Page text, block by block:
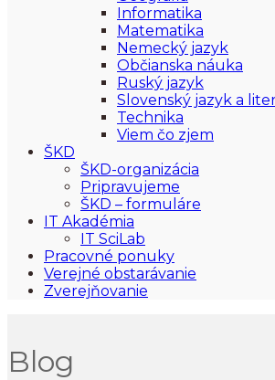
Informatika
Matematika
Nemecký jazyk
Občianska náuka
Ruský jazyk
Slovenský jazyk a
Technika
Viem čo zjem
ŠKD
ŠKD-organizácia
Pripravujeme
ŠKD – formuláre
IT Akadémia
IT SciLab
Pracovné ponuky
Verejné obstarávanie
Zverejňovanie
Blog